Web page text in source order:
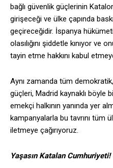
bağlı güvenlik güçlerinin
girişeceği ve ülke çapında
geçireceğidir. İspanya
olasılığını şiddetle kınıyor ve
tayin etme hakkını kabul
Aynı zamanda tüm
güçleri, Madrid kaynaklı böyle
emekçi halkının yanında yer
kampanyalarla bu tavrını tüm
iletmeye çağırıyoruz.
Yaşasın Katalan Cumhuriyeti!